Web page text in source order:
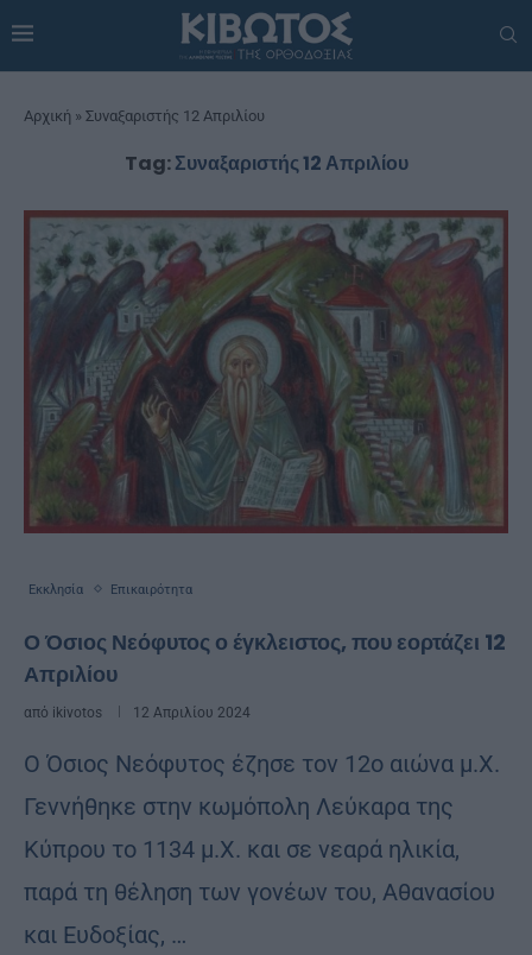
Αρχική » Συναξαριστής 12 Απριλίου
Tag:Συναξαριστής 12 Απριλίου
Εκκλησία Επικαιρότητα
Ο Όσιος Νεόφυτος ο έγκλειστος, που εορτάζει 12
Απριλίου
από ikivotos 12 Απριλίου 2024
Ο Όσιος Νεόφυτος έζησε τον 12ο αιώνα μ.Χ.
Γεννήθηκε στην κωμόπολη Λεύκαρα της
Κύπρου το 1134 μ.Χ. και σε νεαρά ηλικία,
παρά τη θέληση των γονέων του, Αθανασίου
και Ευδοξίας, …